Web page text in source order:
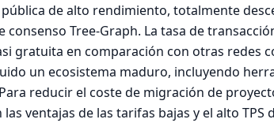
de alto rendimiento, totalmente
Tree-Graph. La tasa de
gratuita en comparación con otras redes
un ecosistema maduro, incluyendo
reducir el coste de migración de
ventajas de las tarifas bajas y el alto TPS